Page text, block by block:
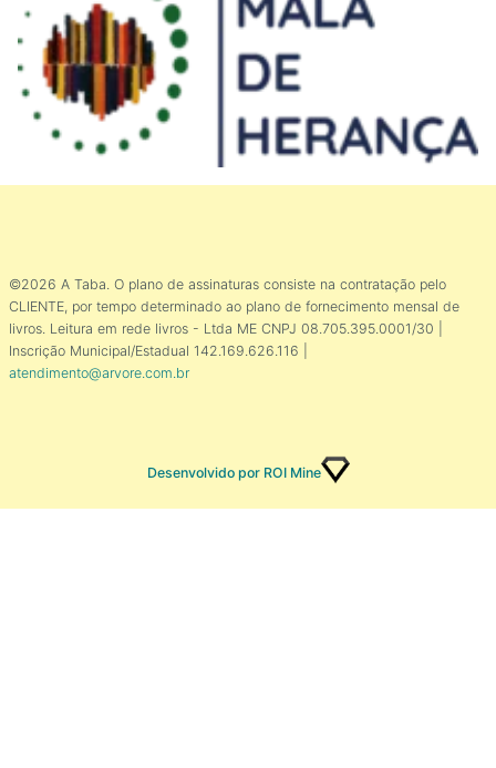
©2026 A Taba. O plano de assinaturas consiste na contratação pelo
CLIENTE, por tempo determinado ao plano de fornecimento mensal de
livros. Leitura em rede livros - Ltda ME CNPJ 08.705.395.0001/30 |
Inscrição Municipal/Estadual 142.169.626.116 |
atendimento@arvore.com.br
Desenvolvido por ROI Mine